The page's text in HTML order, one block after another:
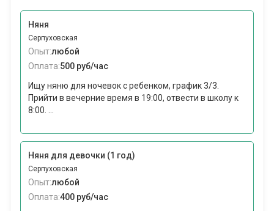
Няня
Серпуховская
Опыт:любой
Оплата:500 руб/час
Ищу няню для ночевок с ребенком, график 3/3.
Прийти в вечерние время в 19:00, отвести в школу к
8:00. ...
Няня для девочки (1 год)
Серпуховская
Опыт:любой
Оплата:400 руб/час